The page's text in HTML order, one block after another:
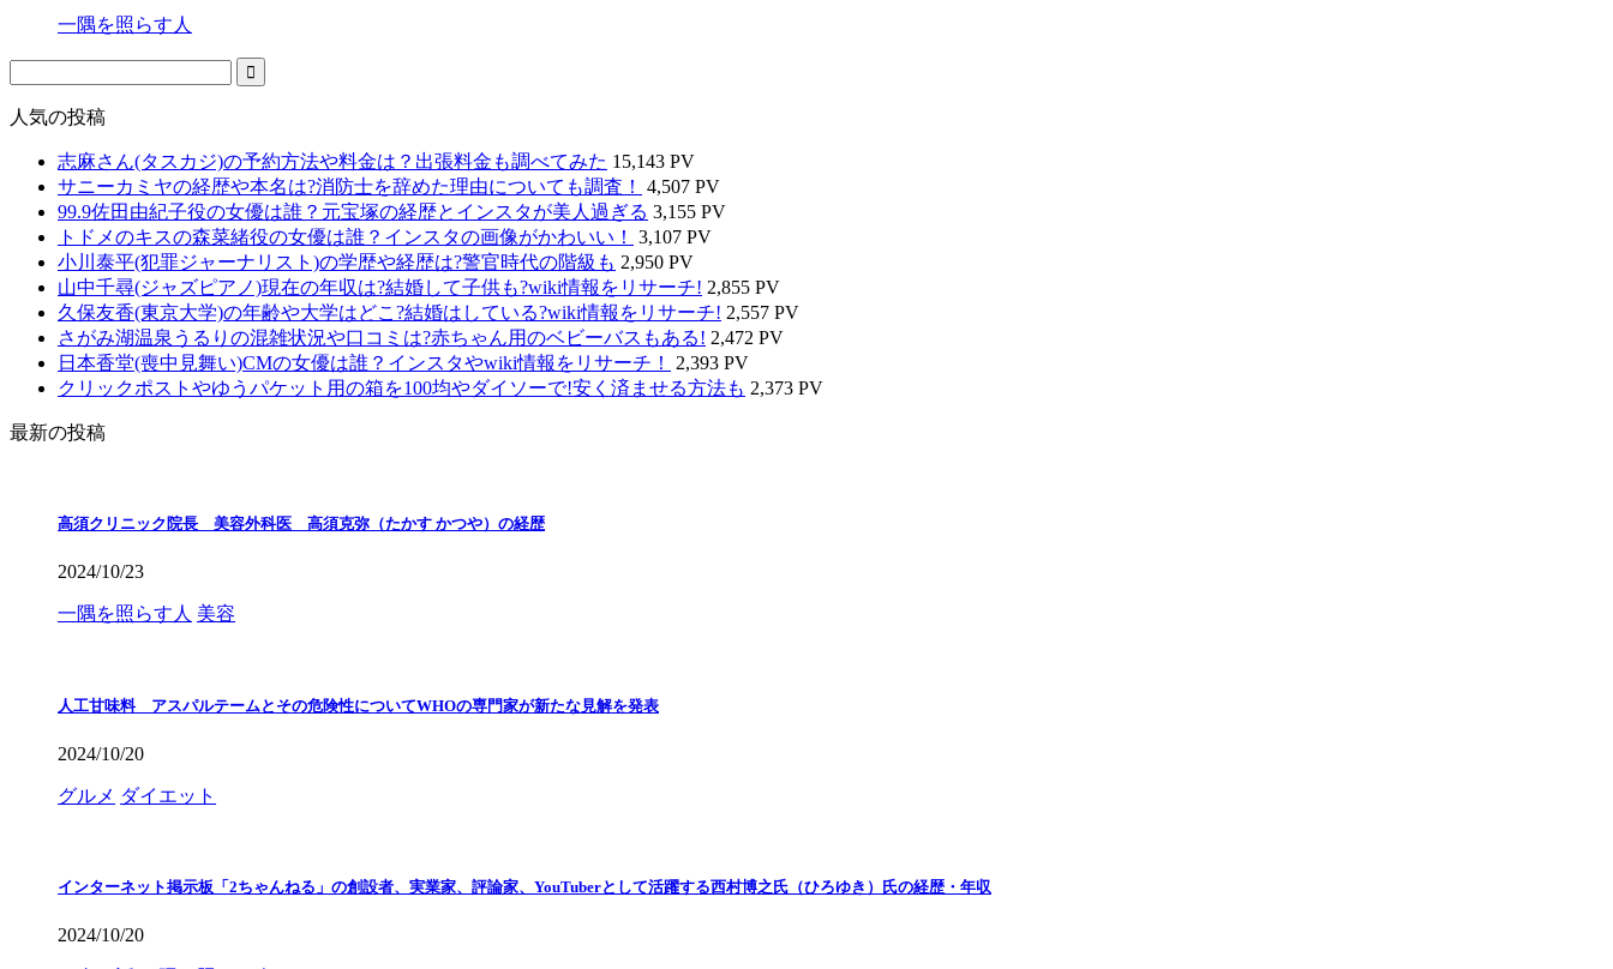
一隅を照らす人
人気の投稿
志麻さん(タスカジ)の予約方法や料金は？出張料金も調べてみた 15,143 PV
サニーカミヤの経歴や本名は?消防士を辞めた理由についても調査！
4,507 PV
99.9佐田由紀子役の女優は誰？元宝塚の経歴とインスタが美人過ぎる 3,155 PV
トドメのキスの森菜緒役の女優は誰？インスタの画像がかわいい！
3,107 PV
小川泰平(犯罪ジャーナリスト)の学歴や経歴は?警官時代の階級も 2,950 PV
山中千尋(ジャズピアノ)現在の年収は?結婚して子供も?wiki情報をリサーチ! 2,855 PV
久保友香(東京大学)の年齢や大学はどこ?結婚はしている?wiki情報をリサーチ! 2,557 PV
さがみ湖温泉うるりの混雑状況や口コミは?赤ちゃん用のベビーバスもある! 2,472 PV
日本香堂(喪中見舞い)CMの女優は誰？インスタやwiki情報をリサーチ！
2,393 PV
クリックポストやゆうパケット用の箱を100均やダイソーで!安く済ませる方法も 2,373 PV
最新の投稿
高須クリニック院長 美容外科医 高須克弥（たかす かつや）の経歴
2024/10/23
一隅を照らす人 美容
人工甘味料 アスパルテームとその危険性についてWHOの専門家が新たな見解を発表
2024/10/20
グルメ ダイエット
インターネット掲示板「2ちゃんねる」の創設者、実業家、評論家、YouTuberとして活躍する西村博之氏（ひろゆき）氏の経歴・年収
2024/10/20